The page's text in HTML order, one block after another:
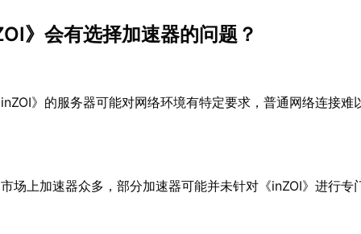
》会有选择加速器的问题？
》的服务器可能对网络环境有特定要求，普通网络连接难
市场上加速器众多，部分加速器可能并未针对《inZOI》进行专